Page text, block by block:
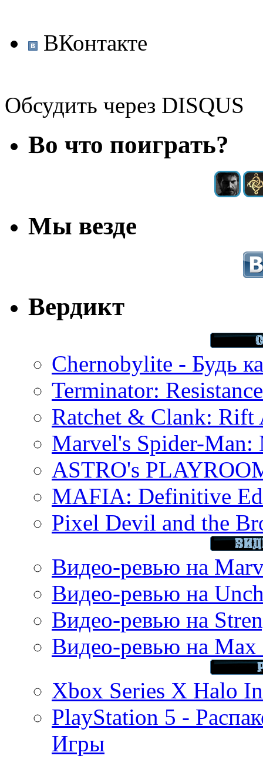
ВКонтакте
Обсудить через DISQUS
Во что поиграть?
Мы везде
Вердикт
Chernobylite - Будь
Terminator:
Ratchet & Clank: Rift
Marvel's Spider-Man:
ASTRO's
MAFIA: Definitive
Pixel Devil and the
Видео-ревью на
Видео-ревью на
Видео-ревью на
Видео-ревью на Max
Xbox Series X Halo
PlayStation 5 -
Игры